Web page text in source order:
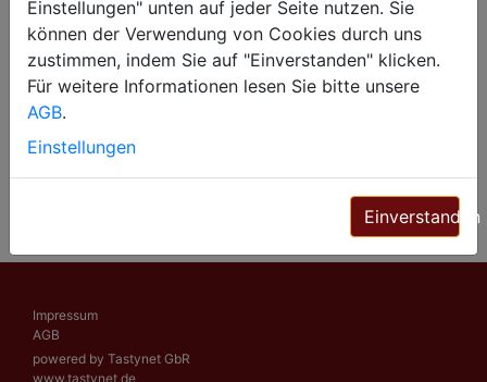
Freiburger Landstr. 35 , 79112 Tiengen
Merianstraße 3 , 79098 Freiburg
Impressum
AGB
powered by Tastynet GbR
www.tastynet.de
Einstellungen" unten auf jeder Seite nutzen. Sie
können der Verwendung von Cookies durch uns
zustimmen, indem Sie auf "Einverstanden" klicken.
Für weitere Informationen lesen Sie bitte unsere
AGB.
Einstellungen
Einverstanden